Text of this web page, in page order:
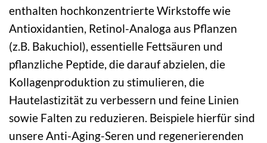
enthalten hochkonzentrierte Wirkstoffe wie
Antioxidantien, Retinol-Analoga aus Pflanzen
(z.B. Bakuchiol), essentielle Fettsäuren und
pflanzliche Peptide, die darauf abzielen, die
Kollagenproduktion zu stimulieren, die
Hautelastizität zu verbessern und feine Linien
sowie Falten zu reduzieren. Beispiele hierfür sind
unsere Anti-Aging-Seren und regenerierenden